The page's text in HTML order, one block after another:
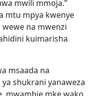
mwili mmoja.”
mtu mpya kwenye
na mwenzi
kuimarisha
msaada na
shukrani yanaweza